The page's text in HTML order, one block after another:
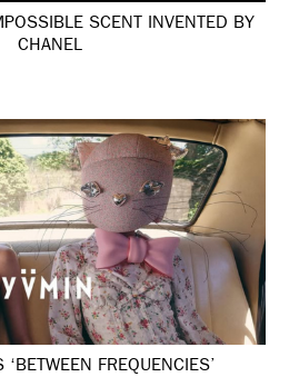
SCENT INVENTED BY
CHANEL
FREQUENCIES’